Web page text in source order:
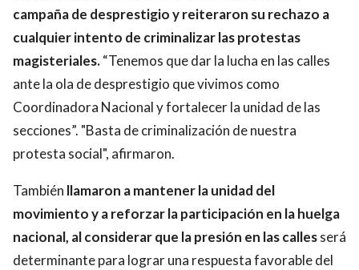
campaña de desprestigio y reiteraron su rechazo a
cualquier intento de criminalizar las protestas
magisteriales.“Tenemos que dar la lucha en las calles
ante la ola de desprestigio que vivimos como
Coordinadora Nacional y fortalecer la unidad de las
secciones”. "Basta de criminalización de nuestra
protesta social", afirmaron.
También llamaron a mantener la unidad del
movimiento y a reforzar la participación en la huelga
nacional, al considerar que la presión en las callesserá
determinante para lograr una respuesta favorable del